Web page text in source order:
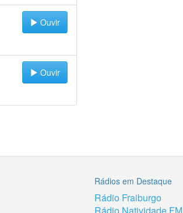
Ouvir
Ouvir
Rádios em Destaque
Rádio Fraiburgo